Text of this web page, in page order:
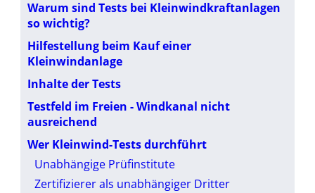
Warum sind Tests bei Kleinwindkraftanlagen
so wichtig?
Hilfestellung beim Kauf einer
Kleinwindanlage
Inhalte der Tests
Testfeld im Freien - Windkanal nicht
ausreichend
Wer Kleinwind-Tests durchführt
Unabhängige Prüfinstitute
Zertifizierer als unabhängiger Dritter